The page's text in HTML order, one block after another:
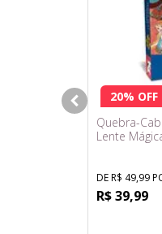
20% OFF
Quebra-
Lente
DE R$ 49,99
R$ 39,99